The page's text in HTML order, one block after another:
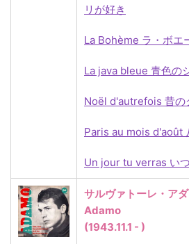
リが好き
La Bohème ラ・ボエ
La java bleue 青色の
Noël d'autrefois 昔の
Paris au mois d'août
Un jour tu verras い
サルヴァトーレ・ア
Adamo
(1943.11.1 - )